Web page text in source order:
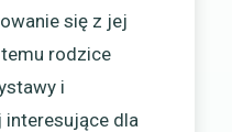
się z jej
rodzice
i
dla